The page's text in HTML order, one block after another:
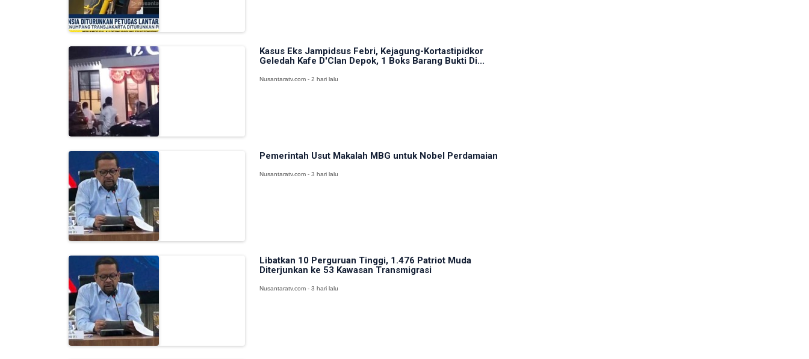
Kasus Eks Jampidsus Febri, Kejagung-Kortastipidkor
Geledah Kafe D'Clan Depok, 1 Boks Barang Bukti Di...
Nusantaratv.com - 2 hari lalu
Pemerintah Usut Makalah MBG untuk Nobel Perdamaian
Nusantaratv.com - 3 hari lalu
Libatkan 10 Perguruan Tinggi, 1.476 Patriot Muda
Diterjunkan ke 53 Kawasan Transmigrasi
Nusantaratv.com - 3 hari lalu